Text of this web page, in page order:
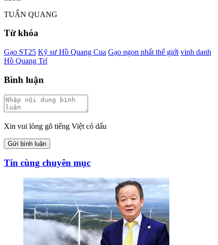
TUẤN QUANG
Từ khóa
Gạo ST25 Kỹ sư Hồ Quang Cua Gạo ngon nhất thế giới vinh danh
Hồ Quang Trí
Bình luận
Xin vui lòng gõ tiếng Việt có dấu
Gửi bình luận
Tin cùng chuyên mục